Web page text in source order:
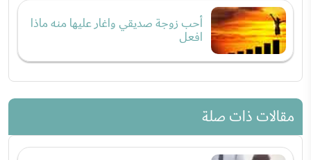
أحب زوجة صديقي واغار عليها منه ماذا
افعل
مقالات ذات صلة